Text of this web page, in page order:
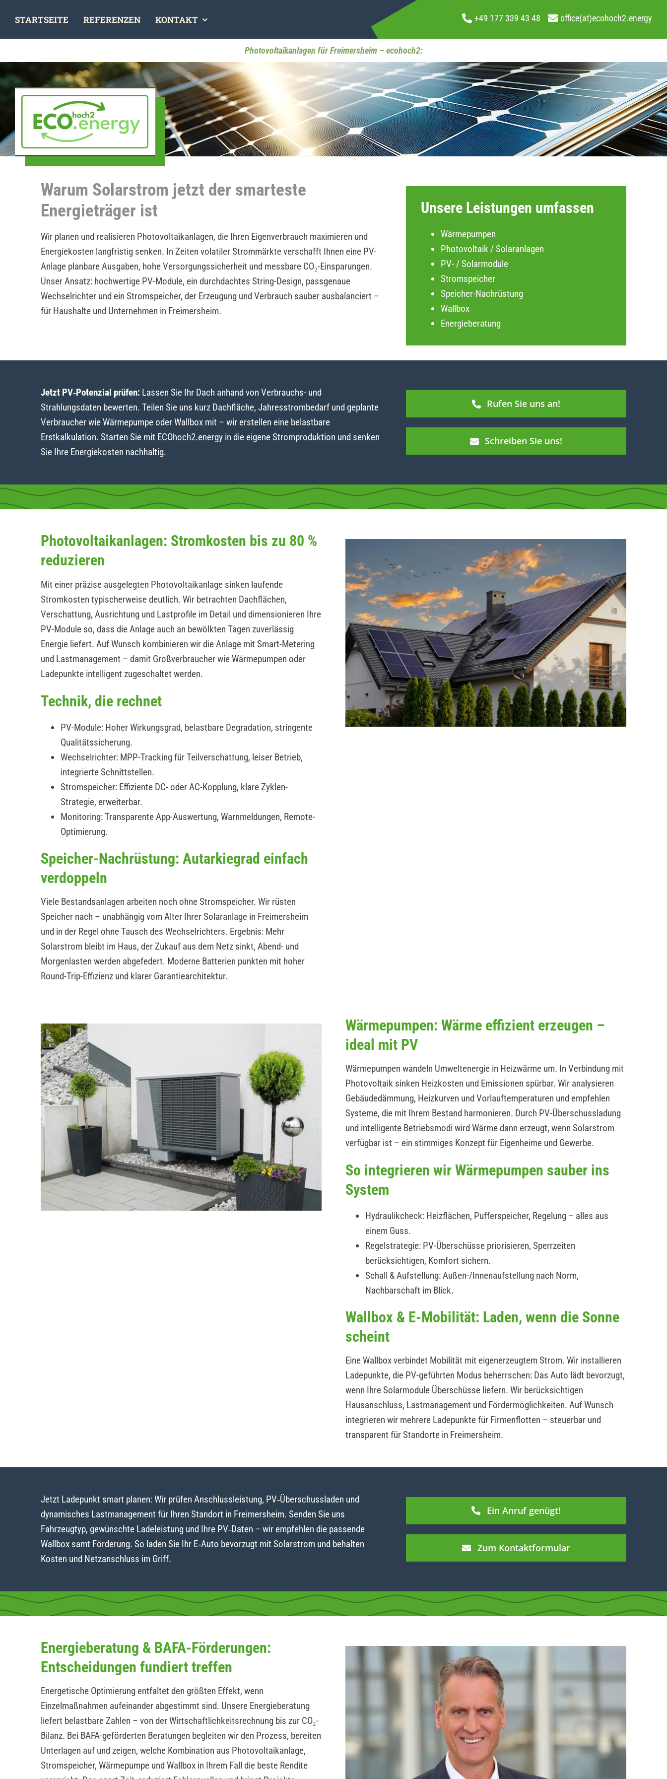
content
STARTSEITE REFERENZEN KONTAKT +49 177 339 43 48 office(at)ecohoch2.energy
Photovoltaikanlagen für Freimersheim – ecohoch2:
Warum Solarstrom jetzt der smarteste
Energieträger ist
Wir planen und realisieren Photovoltaikanlagen, die Ihren Eigenverbrauch maximieren und
Energiekosten langfristig senken. In Zeiten volatiler Strommärkte verschafft Ihnen eine PV-
Anlage planbare Ausgaben, hohe Versorgungssicherheit und messbare CO₂-Einsparungen.
Unser Ansatz: hochwertige PV-Module, ein durchdachtes String-Design, passgenaue
Wechselrichter und ein Stromspeicher, der Erzeugung und Verbrauch sauber ausbalanciert –
für Haushalte und Unternehmen in Freimersheim.
Unsere Leistungen umfassen
Wärmepumpen
Photovoltaik / Solaranlagen
PV- / Solarmodule
Stromspeicher
Speicher-Nachrüstung
Wallbox
Energieberatung
Jetzt PV‑Potenzial prüfen:Lassen Sie Ihr Dach anhand von Verbrauchs- und
Strahlungsdaten bewerten. Teilen Sie uns kurz Dachfläche, Jahresstrombedarf und geplante
Verbraucher wie Wärmepumpe oder Wallbox mit – wir erstellen eine belastbare
Erstkalkulation. Starten Sie mit ECOhoch2.energy in die eigene Stromproduktion und senken
Sie Ihre Energiekosten nachhaltig.
Rufen Sie uns an!
Schreiben Sie uns!
Photovoltaikanlagen: Stromkosten bis zu 80 %
reduzieren
Mit einer präzise ausgelegten Photovoltaikanlage sinken laufende
Stromkosten typischerweise deutlich. Wir betrachten Dachflächen,
Verschattung, Ausrichtung und Lastprofile im Detail und dimensionieren Ihre
PV-Module so, dass die Anlage auch an bewölkten Tagen zuverlässig
Energie liefert. Auf Wunsch kombinieren wir die Anlage mit Smart-Metering
und Lastmanagement – damit Großverbraucher wie Wärmepumpen oder
Ladepunkte intelligent zugeschaltet werden.
Technik, die rechnet
PV-Module: Hoher Wirkungsgrad, belastbare Degradation, stringente
Qualitätssicherung.
Wechselrichter: MPP-Tracking für Teilverschattung, leiser Betrieb,
integrierte Schnittstellen.
Stromspeicher: Effiziente DC- oder AC-Kopplung, klare Zyklen-
Strategie, erweiterbar.
Monitoring: Transparente App-Auswertung, Warnmeldungen, Remote-
Optimierung.
Speicher-Nachrüstung: Autarkiegrad einfach
verdoppeln
Viele Bestandsanlagen arbeiten noch ohne Stromspeicher. Wir rüsten
Speicher nach – unabhängig vom Alter Ihrer Solaranlage in Freimersheim
und in der Regel ohne Tausch des Wechselrichters. Ergebnis: Mehr
Solarstrom bleibt im Haus, der Zukauf aus dem Netz sinkt, Abend- und
Morgenlasten werden abgefedert. Moderne Batterien punkten mit hoher
Round-Trip-Effizienz und klarer Garantiearchitektur.
Wärmepumpen: Wärme effizient erzeugen –
ideal mit PV
Wärmepumpen wandeln Umweltenergie in Heizwärme um. In Verbindung mit
Photovoltaik sinken Heizkosten und Emissionen spürbar. Wir analysieren
Gebäudedämmung, Heizkurven und Vorlauftemperaturen und empfehlen
Systeme, die mit Ihrem Bestand harmonieren. Durch PV-Überschussladung
und intelligente Betriebsmodi wird Wärme dann erzeugt, wenn Solarstrom
verfügbar ist – ein stimmiges Konzept für Eigenheime und Gewerbe.
So integrieren wir Wärmepumpen sauber ins
System
Hydraulikcheck: Heizflächen, Pufferspeicher, Regelung – alles aus
einem Guss.
Regelstrategie: PV-Überschüsse priorisieren, Sperrzeiten
berücksichtigen, Komfort sichern.
Schall & Aufstellung: Außen-/Innenaufstellung nach Norm,
Nachbarschaft im Blick.
Wallbox & E-Mobilität: Laden, wenn die Sonne
scheint
Eine Wallbox verbindet Mobilität mit eigenerzeugtem Strom. Wir installieren
Ladepunkte, die PV-geführten Modus beherrschen: Das Auto lädt bevorzugt,
wenn Ihre Solarmodule Überschüsse liefern. Wir berücksichtigen
Hausanschluss, Lastmanagement und Fördermöglichkeiten. Auf Wunsch
integrieren wir mehrere Ladepunkte für Firmenflotten – steuerbar und
transparent für Standorte in Freimersheim.
Jetzt Ladepunkt smart planen: Wir prüfen Anschlussleistung, PV‑Überschussladen und
dynamisches Lastmanagement für Ihren Standort in Freimersheim. Senden Sie uns
Fahrzeugtyp, gewünschte Ladeleistung und Ihre PV‑Daten – wir empfehlen die passende
Wallbox samt Förderung. So laden Sie Ihr E‑Auto bevorzugt mit Solarstrom und behalten
Kosten und Netzanschluss im Griff.
Ein Anruf genügt!
Zum Kontaktformular
Energieberatung & BAFA-Förderungen:
Entscheidungen fundiert treffen
Energetische Optimierung entfaltet den größten Effekt, wenn
Einzelmaßnahmen aufeinander abgestimmt sind. Unsere Energieberatung
liefert belastbare Zahlen – von der Wirtschaftlichkeitsrechnung bis zur CO₂-
Bilanz. Bei BAFA-geförderten Beratungen begleiten wir den Prozess, bereiten
Unterlagen auf und zeigen, welche Kombination aus Photovoltaikanlage,
Stromspeicher, Wärmepumpe und Wallbox in Ihrem Fall die beste Rendite